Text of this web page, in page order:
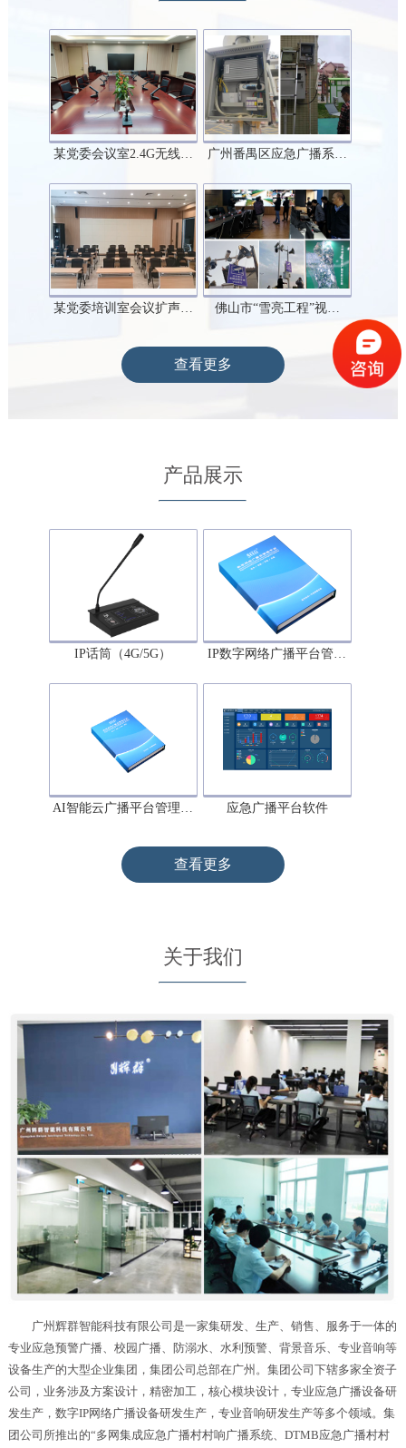
某党委会议室2.4G无线… 广州番禺区应急广播系…
某党委培训室会议扩声… 佛山市“雪亮工程”视…
查看更多
产品展示
IP话筒（4G/5G） IP数字网络广播平台管…
AI智能云广播平台管理… 应急广播平台软件
查看更多
关于我们
广州辉群智能科技有限公司是一家集研发、生产、销售、服务于一体的
专业应急预警广播、校园广播、防溺水、水利预警、背景音乐、专业音响等
设备生产的大型企业集团，集团公司总部在广州。集团公司下辖多家全资子
公司，业务涉及方案设计，精密加工，核心模块设计，专业应急广播设备研
发生产，数字IP网络广播设备研发生产，专业音响研发生产等多个领域。集
团公司所推出的“多网集成应急广播村村响广播系统、DTMB应急广播村村